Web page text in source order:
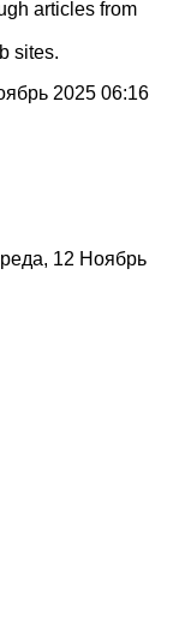
articles from
sites.
2025 06:16
12 Ноябрь